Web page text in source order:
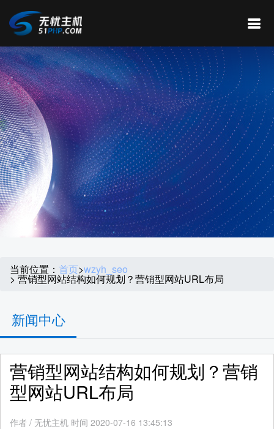
当前位置： 首页>wzyh_seo
> 营销型网站结构如何规划？营销型网站URL布局
新闻中心
营销型网站结构如何规划？营销
型网站URL布局
作者 / 无忧主机 时间 2020-07-16 13:45:13